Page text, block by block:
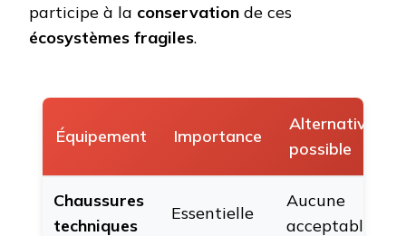
participe à la conservation de ces
écosystèmes fragiles.
Équipement Importance
Alternative
possible
Chaussures
techniques
Essentielle
Aucune
acceptable